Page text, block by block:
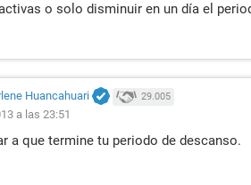
o solo disminuir en un día el
Huancahuari 29.005
a las 23:51
a que termine tu periodo de descanso.